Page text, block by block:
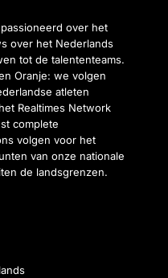
over het
over het Nederlands
tot de talententeams.
Oranje: we volgen
atleten
Realtimes Network
complete
volgen voor het
van onze nationale
de landsgrenzen.